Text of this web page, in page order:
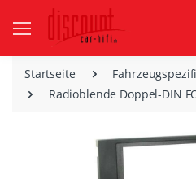
Startseite
Radioblende Doppel-DIN